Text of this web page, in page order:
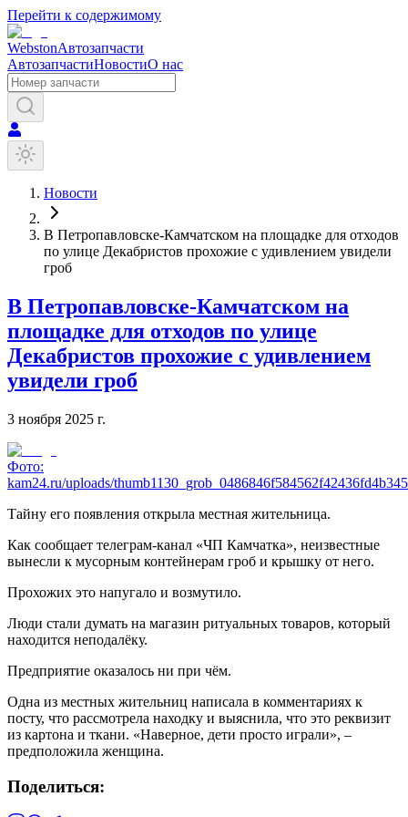
Перейти к содержимому
WebstonАвтозапчасти
АвтозапчастиНовостиО нас
Новости
В Петропавловске-Камчатском на площадке для отходов
по улице Декабристов прохожие с удивлением увидели
гроб
В Петропавловске-Камчатском на
площадке для отходов по улице
Декабристов прохожие с удивлением
увидели гроб
3 ноября 2025 г.
Фото:
kam24.ru/uploads/
Тайну его появления открыла местная жительница.
Как сообщает телеграм-канал «ЧП Камчатка», неизвестные
вынесли к мусорным контейнерам гроб и крышку от него.
Прохожих это напугало и возмутило.
Люди стали думать на магазин ритуальных товаров, который
находится неподалёку.
Предприятие оказалось ни при чём.
Одна из местных жительниц написала в комментариях к
посту, что рассмотрела находку и выяснила, что это реквизит
из картона и ткани. «Наверное, дети просто играли», –
предположила женщина.
Поделиться: